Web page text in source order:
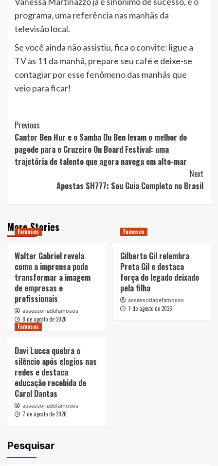
programa, uma referência nas manhãs da
televisão local.
Se você ainda não assistiu, fica o convite: ligue a
TV às 11 da manhã, prepare seu café e deixe-se
contagiar por esse fenômeno das manhãs que
veio para ficar!
Post
Navigation
Previous
Cantor Ben Hur e o Samba Du Ben levam o melhor do
pagode para o Cruzeiro On Board Festival: uma
trajetória de talento que agora navega em alto-mar
Next
Apostas SH777: Seu Guia Completo no Brasil
More Stories
Famosos
Walter Gabriel revela
como a imprensa pode
transformar a imagem
de empresas e
profissionais
assessoriadefamosos
8 de agosto de 2026
Famosos
Gilberto Gil relembra
Preta Gil e destaca
força do legado deixado
pela filha
assessoriadefamosos
7 de agosto de 2026
Famosos
Davi Lucca quebra o
silêncio após elogios nas
redes e destaca
educação recebida de
Carol Dantas
assessoriadefamosos
7 de agosto de 2026
Pesquisar